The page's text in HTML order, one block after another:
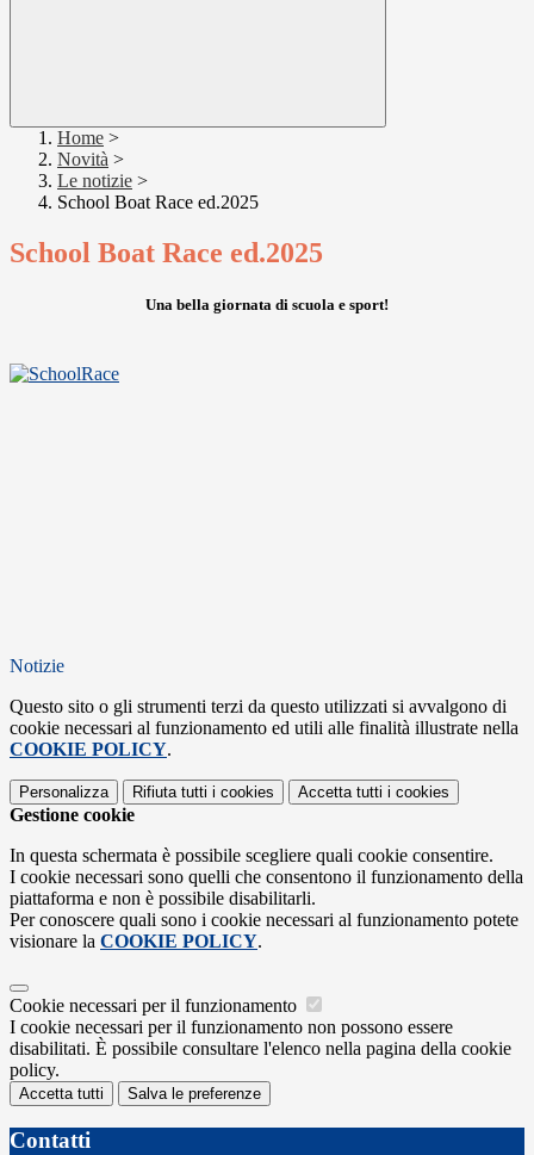
Home >
Novità >
Le notizie >
School Boat Race ed.2025
School Boat Race ed.2025
Una bella giornata di scuola e sport!
Notizie
Questo sito o gli strumenti terzi da questo utilizzati si avvalgono di
cookie necessari al funzionamento ed utili alle finalità illustrate nella
COOKIE POLICY.
Personalizza Rifiuta tutti i cookies Accetta tutti i cookies
Gestione cookie
In questa schermata è possibile scegliere quali cookie consentire.
I cookie necessari sono quelli che consentono il funzionamento della
piattaforma e non è possibile disabilitarli.
Per conoscere quali sono i cookie necessari al funzionamento potete
visionare la COOKIE POLICY.
Cookie necessari per il funzionamento
I cookie necessari per il funzionamento non possono essere
disabilitati. È possibile consultare l'elenco nella pagina della cookie
policy.
Accetta tutti Salva le preferenze
Contatti